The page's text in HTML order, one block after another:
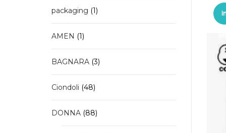
packaging 11
AMEN
11
BAGNARA 33
Ciondoli 4848
DONNA 8888